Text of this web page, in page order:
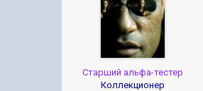
Старший альфа-тестер
Коллекционер